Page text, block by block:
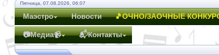
Пятница, 07.08.2026, 06:07
Маэстро Новости 🎵ОЧНО/ЗАОЧНЫЕ
📷Медиа📹 📬Контакты